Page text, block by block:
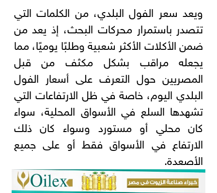
ويعد سعر الفول البلدي، من الكلمات التي
تتصدر باستمرار محركات البحث، إذ يعد من
ضمن الأكلات الأكثر شعبية وطلبًا يوميًا، مما
يجعله مراقب بشكل مكثف من قبل
المصريين حول التعرف على أسعار الفول
البلدي اليوم، خاصة في ظل الارتفاعات التي
تشهدها السلع في الأسواق المحلية، سواء
كان محلي أو مستورد وسواء كان ذلك
الارتفاع في الأسواق فقط أو على جميع
الأصعدة.